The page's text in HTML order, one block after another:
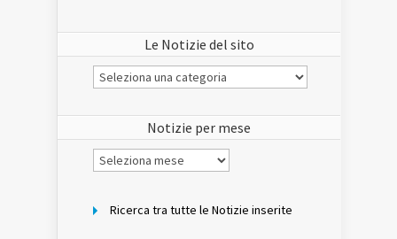
Le Notizie del sito
Le
Notizie
Notizie per mese
Notizie
per
Ricerca tra tutte le Notizie inserite